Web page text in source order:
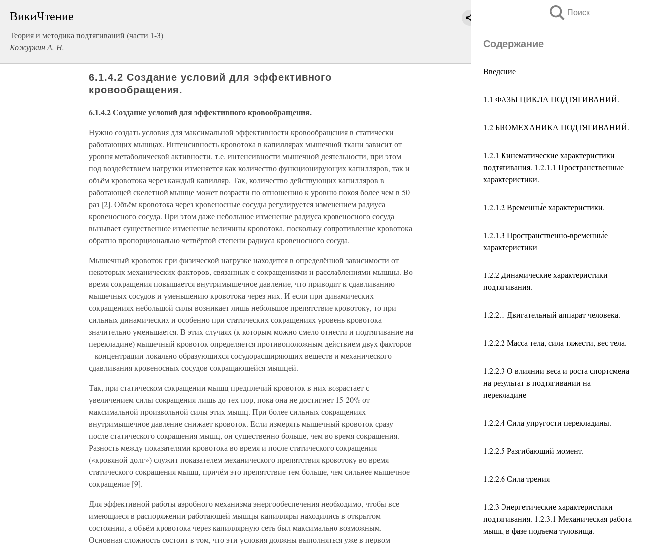
ВикиЧтение
Теория и методика подтягиваний (части 1-3)
Кожуркин А. Н.
Поиск
Содержание
Введение
1.1 ФАЗЫ ЦИКЛА ПОДТЯГИВАНИЙ.
1.2 БИОМЕХАНИКА ПОДТЯГИВАНИЙ.
1.2.1 Кинематические характеристики
подтягивания. 1.2.1.1 Пространственные
характеристики.
1.2.1.2 Временны́е характеристики.
1.2.1.3 Пространственно-временны́е
характеристики
1.2.2 Динамические характеристики
подтягивания.
1.2.2.1 Двигательный аппарат человека.
1.2.2.2 Масса тела, сила тяжести, вес тела.
1.2.2.3 О влиянии веса и роста спортсмена
на результат в подтягивании на
перекладине
1.2.2.4 Сила упругости перекладины.
1.2.2.5 Разгибающий момент.
1.2.2.6 Сила трения
1.2.3 Энергетические характеристики
подтягивания. 1.2.3.1 Механическая работа
мышц в фазе подъема туловища.
6.1.4.2 Создание условий для эффективного
кровообращения.
6.1.4.2 Создание условий для эффективного кровообращения.
Нужно создать условия для максимальной эффективности кровообращения в статически
работающих мышцах. Интенсивность кровотока в капиллярах мышечной ткани зависит от
уровня метаболической активности, т.е. интенсивности мышечной деятельности, при этом
под воздействием нагрузки изменяется как количество функционирующих капилляров, так и
объём кровотока через каждый капилляр. Так, количество действующих капилляров в
работающей скелетной мышце может возрасти по отношению к уровню покоя более чем в 50
раз [2]. Объём кровотока через кровеносные сосуды регулируется изменением радиуса
кровеносного сосуда. При этом даже небольшое изменение радиуса кровеносного сосуда
вызывает существенное изменение величины кровотока, поскольку сопротивление кровотока
обратно пропорционально четвёртой степени радиуса кровеносного сосуда.
Мышечный кровоток при физической нагрузке находится в определённой зависимости от
некоторых механических факторов, связанных с сокращениями и расслаблениями мышцы. Во
время сокращения повышается внутримышечное давление, что приводит к сдавливанию
мышечных сосудов и уменьшению кровотока через них. И если при динамических
сокращениях небольшой силы возникает лишь небольшое препятствие кровотоку, то при
сильных динамических и особенно при статических сокращениях уровень кровотока
значительно уменьшается. В этих случаях (к которым можно смело отнести и подтягивание на
перекладине) мышечный кровоток определяется противоположным действием двух факторов
– концентрации локально образующихся сосудорасширяющих веществ и механического
сдавливания кровеносных сосудов сокращающейся мышцей.
Так, при статическом сокращении мышц предплечий кровоток в них возрастает с
увеличением силы сокращения лишь до тех пор, пока она не достигнет 15-20% от
максимальной произвольной силы этих мышц. При более сильных сокращениях
внутримышечное давление снижает кровоток. Если измерять мышечный кровоток сразу
после статического сокращения мышц, он существенно больше, чем во время сокращения.
Разность между показателями кровотока во время и после статического сокращения
(«кровяной долг») служит показателем механического препятствия кровотоку во время
статического сокращения мышц, причём это препятствие тем больше, чем сильнее мышечное
сокращение [9].
Для эффективной работы аэробного механизма энергообеспечения необходимо, чтобы все
имеющиеся в распоряжении работающей мышцы капилляры находились в открытом
состоянии, а объём кровотока через капиллярную сеть был максимально возможным.
Основная сложность состоит в том, что эти условия должны выполняться уже в первом